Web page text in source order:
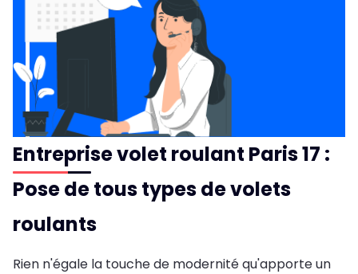
Entreprise volet roulant Paris 17 :
Pose de tous types de volets
roulants
Rien n'égale la touche de modernité qu'apporte un